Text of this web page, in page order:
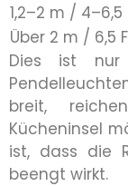
1,2–2 m /
Über 2 m / 6,5
Dies ist nur
breit,
Kücheninsel
ist, dass die
beengt wirkt.